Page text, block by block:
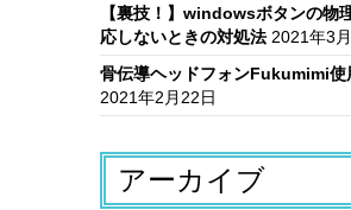
【裏技！】windowsボタンの物
応しないときの対処法 2021年3
骨伝導ヘッドフォンFukumimi使
2021年2月22日
アーカイブ